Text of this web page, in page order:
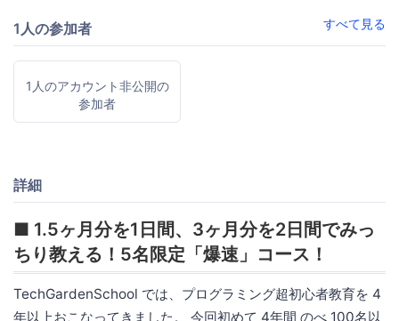
1人の参加者 すべて見る
1人のアカウント非公開の
参加者
詳細
■ 1.5ヶ月分を1日間、3ヶ月分を2日間でみっ
ちり教える！5名限定「爆速」コース！
TechGardenSchool では、プログラミング超初心者教育を 4
年以上おこなってきました。 今回初めて 4年間 のべ 100名以